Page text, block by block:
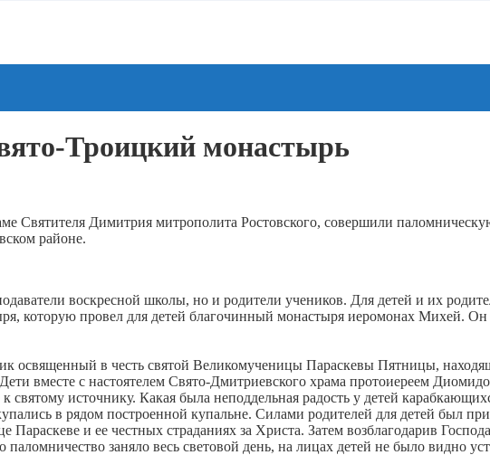
Троицкий монастырь
Святителя Димитрия митрополита Ростовского, совершили
районе.
воскресной школы, но и родители учеников. Для детей и их
которую провел для детей благочинный монастыря иеромонах Михей. Он
освященный в честь святой Великомученицы Параскевы Пятницы,
вместе с настоятелем Свято-Дмитриевского храма протоиереем
источнику. Какая была неподдельная радость у детей
в рядом построенной купальне. Силами родителей для детей был
Параскеве и ее честных страданиях за Христа. Затем возблагодарив
заняло весь световой день, на лицах детей не было видно